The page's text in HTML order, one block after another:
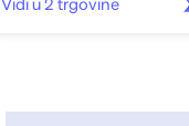
Vidi u 2 trgovine